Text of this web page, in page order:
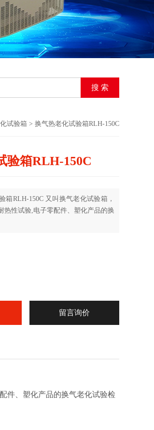
试验箱 > 换气热老化试验箱RLH-150C
验箱RLH-150C
箱RLH-150C 又叫换气老化试验箱，
热性试验,电子零配件、塑化产品的换
留言询价
件、塑化产品的换气老化试验检